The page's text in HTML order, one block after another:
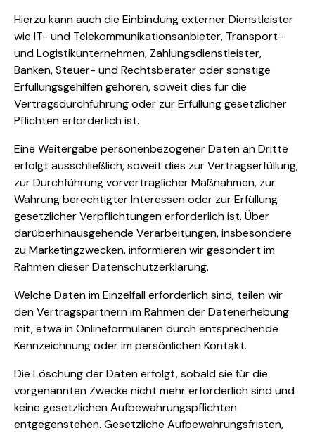
Hierzu kann auch die Einbindung externer Dienstleister
wie IT- und Telekommunikationsanbieter, Transport-
und Logistikunternehmen, Zahlungsdienstleister,
Banken, Steuer- und Rechtsberater oder sonstige
Erfüllungsgehilfen gehören, soweit dies für die
Vertragsdurchführung oder zur Erfüllung gesetzlicher
Pflichten erforderlich ist.
Eine Weitergabe personenbezogener Daten an Dritte
erfolgt ausschließlich, soweit dies zur Vertragserfüllung,
zur Durchführung vorvertraglicher Maßnahmen, zur
Wahrung berechtigter Interessen oder zur Erfüllung
gesetzlicher Verpflichtungen erforderlich ist. Über
darüberhinausgehende Verarbeitungen, insbesondere
zu Marketingzwecken, informieren wir gesondert im
Rahmen dieser Datenschutzerklärung.
Welche Daten im Einzelfall erforderlich sind, teilen wir
den Vertragspartnern im Rahmen der Datenerhebung
mit, etwa in Onlineformularen durch entsprechende
Kennzeichnung oder im persönlichen Kontakt.
Die Löschung der Daten erfolgt, sobald sie für die
vorgenannten Zwecke nicht mehr erforderlich sind und
keine gesetzlichen Aufbewahrungspflichten
entgegenstehen. Gesetzliche Aufbewahrungsfristen,